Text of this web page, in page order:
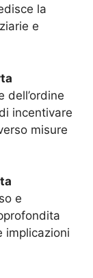
la
e
dell’ordine
incentivare
misure
e
implicazioni